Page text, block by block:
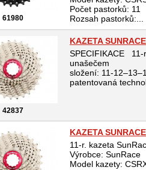
61980
Počet pastorků: 11
Rozsah pastorků:...
42837
KAZETA
SPECIFIKACE 11-
unašečem
složení: 11-
patentovaná
KAZETA
11-r. kazeta
Výrobce: SunRace
Model kazety: